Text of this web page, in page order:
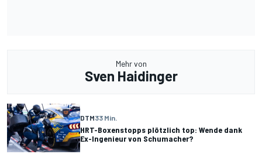
Mehr von
Sven Haidinger
DTM33 Min.
HRT-Boxenstopps plötzlich top: Wende dank
Ex-Ingenieur von Schumacher?